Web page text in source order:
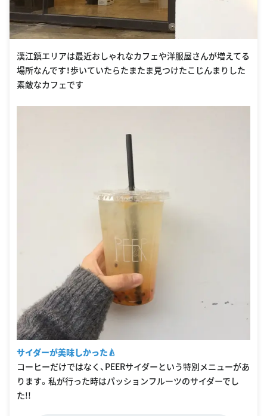
漢江鎮エリアは最近おしゃれなカフェや洋服屋さんが増えてる
場所なんです！歩いていたらたまたま見つけたこじんまりした
素敵なカフェです
サイダーが美味しかった🍐
コーヒーだけではなく、PEERサイダーという特別メニューがあ
ります。私が行った時はパッションフルーツのサイダーでし
た!!